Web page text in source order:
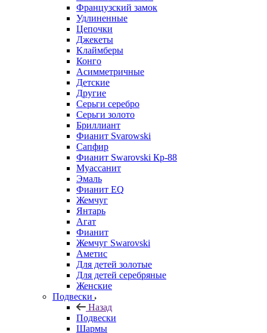
Французский замок
Удлиненные
Цепочки
Джекеты
Клаймберы
Конго
Асимметричные
Детские
Другие
Серьги серебро
Серьги золото
Бриллиант
Фианит Svarowski
Сапфир
Фианит Swarovski Кр-88
Муассанит
Эмаль
Фианит EQ
Жемчуг
Янтарь
Агат
Фианит
Жемчуг Swarovski
Аметис
Для детей золотые
Для детей серебряные
Женские
Подвески
Назад
Подвески
Шармы